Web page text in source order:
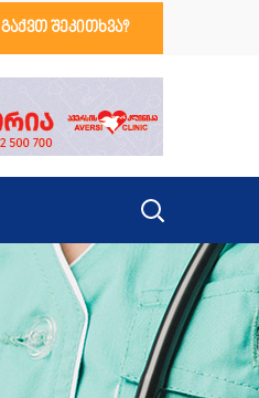
გაქვთ შეკითხვა?